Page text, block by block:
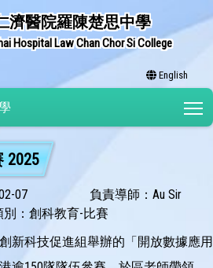
濟醫院羅陳楚思中學
Hospital Law Chan Chor Si College
English
2025
07
負責導師：Au Sir
別：創科教育-比賽
新科技促進組舉辦的「開放數據應用